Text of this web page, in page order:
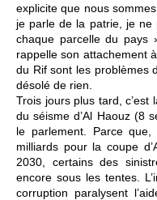
explicite que nous
je parle de la patrie, je ne
chaque parcelle du pays
rappelle son attachement
du Rif sont les problèmes
désolé de rien.
Trois jours plus tard, c’est
du séisme d’Al Haouz (8
le parlement. Parce
milliards pour la coupe
2030, certains des
encore sous les tentes.
corruption paralysent